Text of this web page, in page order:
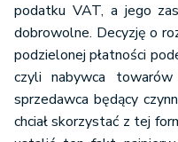
podatku VAT, a jego
dobrowolne. Decyzję o
podzielonej płatności
czyli nabywca
sprzedawca będący
chciał skorzystać z tej